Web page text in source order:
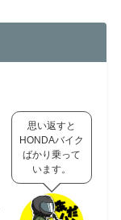
思い返すと
HONDAバイク
ばかり乗って
います。